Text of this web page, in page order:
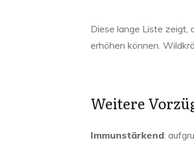
Diese lange Liste zeigt,
erhöhen können.
Weitere
Immunstärkend: